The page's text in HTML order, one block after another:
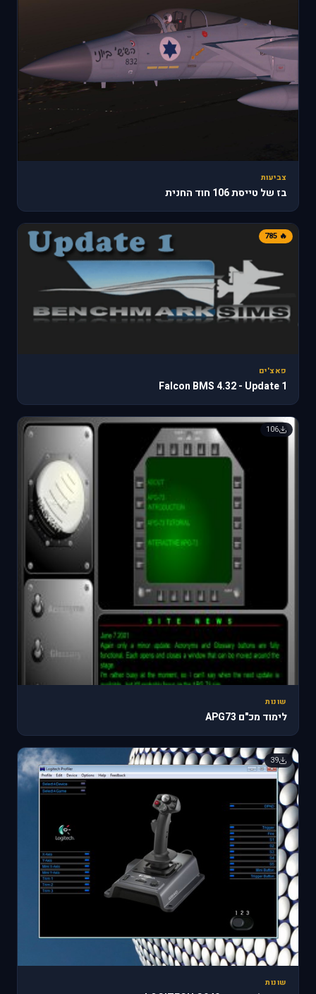
צביעות
בז של טייסת 106 חוד החנית
🔥 785
פאצ'ים
Falcon BMS 4.32 - Update 1
106
שונות
לימוד מכ"ם APG73
39
שונות